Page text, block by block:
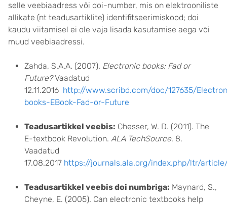
selle veebiaadress või doi-number, mis on elektrooniliste
allikate (nt teadusartiklite) identifitseerimiskood; doi
kaudu viitamisel ei ole vaja lisada kasutamise aega või
muud veebiaadressi.
Zahda, S.A.A. (2007). Electronic books: Fad or
Future?Vaadatud
12.11.2016 http://www.scribd.com/doc/127635/
books-EBook-Fad-or-Future
Teadusartikkel veebis: Chesser, W. D. (2011). The
E-textbook Revolution. ALA TechSource, 8.
Vaadatud
17.08.2017 https://journals.ala.org/index.php/ltr/
Teadusartikkel veebis doi numbriga: Maynard, S.,
Cheyne, E. (2005). Can electronic textbooks help